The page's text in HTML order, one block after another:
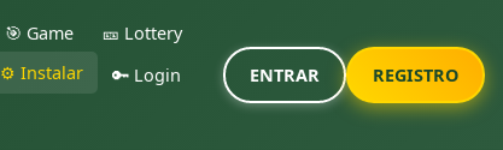
🎯 Game
🎫 Lottery
⚙️ Instalar
🔑 Login
ENTRAR REGISTRO